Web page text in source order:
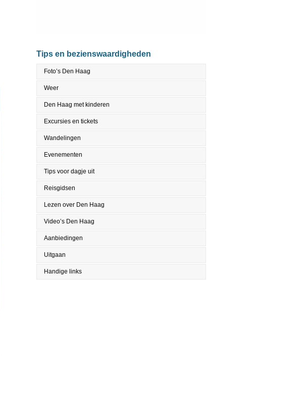
Tips en bezienswaardigheden
Foto’s Den Haag
Weer
Den Haag met kinderen
Excursies en tickets
Wandelingen
Evenementen
Tips voor dagje uit
Reisgidsen
Lezen over Den Haag
Video’s Den Haag
Aanbiedingen
Uitgaan
Handige links